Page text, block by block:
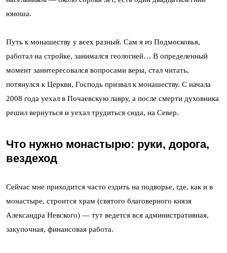
юноша.
Путь к монашеству у всех разный. Сам я из Подмосковья,
работал на стройке, занимался геологией… В определенный
момент заинтересовался вопросами веры, стал читать,
потянулся к Церкви, Господь призвал к монашеству. С начала
2008 года уехал в Почаевскую лавру, а после смерти духовника
решил вернуться и уехал трудиться сюда, на Север.
Что нужно монастырю: руки, дорога,
вездеход
Сейчас мне приходится часто ездить на подворье, где, как и в
монастыре, строится храм (святого благоверного князя
Александра Невского) — тут ведется вся административная,
закупочная, финансовая работа.